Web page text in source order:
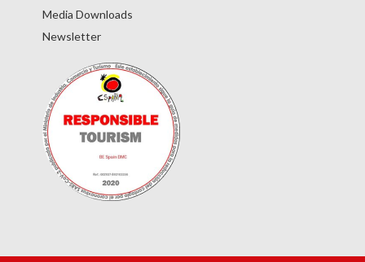
Media Downloads
Newsletter